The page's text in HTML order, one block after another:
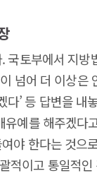
국토부에서 지
넘어 더 이상은
’ 등 답변을
예를 해주겠다
야 한다는 것으
적이고 통일적